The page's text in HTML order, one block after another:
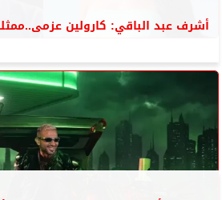
أشرف عبد الباقي: كارولين